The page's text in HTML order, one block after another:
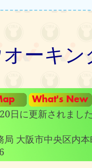
ーキ
日に更新されまし
局 大阪市中央区内